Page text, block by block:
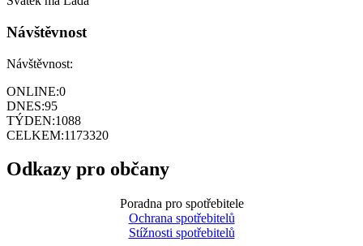
Návštěvnost
Návštěvnost:
ONLINE:0
DNES:95
TÝDEN:1088
CELKEM:1173320
Odkazy pro občany
Poradna pro spotřebitele
Ochrana spotřebitelů
Stížnosti spotřebitelů